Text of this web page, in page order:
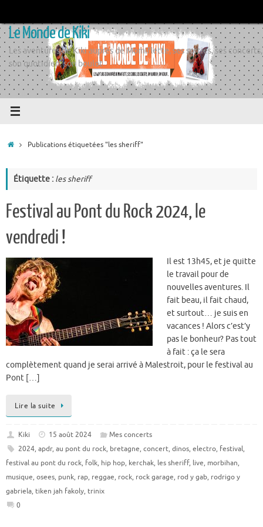
contenu
Le Monde de Kiki
Les aventures de Kiki auprès de Momiflette, ses sorties, ses concerts,
son quotidien, son boulot
AccueilPublications étiquetées "les sheriff"
Étiquette : les sheriff
Festival au Pont du Rock 2024, le
vendredi !
Il est 13h45, et je quitte
le travail pour de
nouvelles aventures. Il
fait beau, il fait chaud,
et surtout… je suis en
vacances ! Alors c’est’y
pas le bonheur? Pas tout
à fait : ça le sera
complètement quand je serai arrivé à Malestroit, pour le festival au
Pont […]
Lire la suite
Kiki 15 août 2024
Mes concerts
2024, apdr, au pont du rock, bretagne, concert, dinos, electro, festival,
festival au pont du rock, folk, hip hop, kerchak, les sheriff, live, morbihan,
musique, osees, punk, rap, reggae, rock, rock garage, rod y gab, rodrigo y
gabriela, tiken jah fakoly, trinix
0